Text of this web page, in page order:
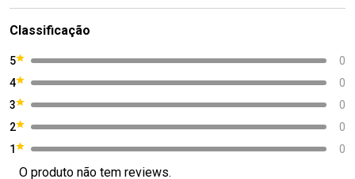
Classificação
5
0
4
0
3
0
2
0
1
0
O produto não tem reviews.